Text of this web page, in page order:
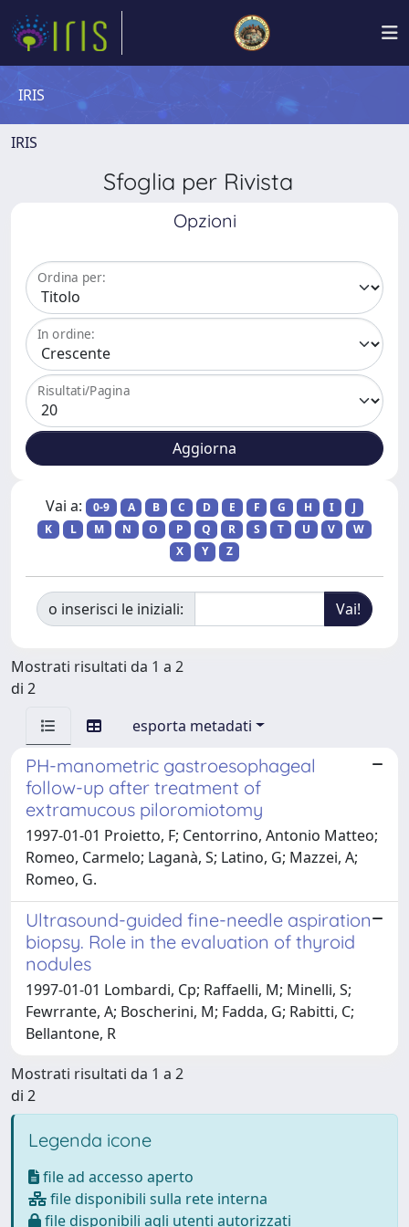
IRIS
IRIS
Sfoglia per Rivista
Opzioni
Ordina per:
In ordine:
Risultati/Pagina
Vai a: 0-9 A B C D E F G H I
J
K
L M N O P Q R S T U V
W
X
Y Z
o inserisci le iniziali:
Mostrati risultati da 1 a 2
di 2
esporta metadati
PH-manometric gastroesophageal
follow-up after treatment of
extramucous piloromiotomy
1997-01-01 Proietto, F; Centorrino, Antonio Matteo;
Romeo, Carmelo; Laganà, S; Latino, G; Mazzei, A;
Romeo, G.
Ultrasound-guided fine-needle aspiration
biopsy. Role in the evaluation of thyroid
nodules
1997-01-01 Lombardi, Cp; Raffaelli, M; Minelli, S;
Fewrrante, A; Boscherini, M; Fadda, G; Rabitti, C;
Bellantone, R
Mostrati risultati da 1 a 2
di 2
Legenda icone
file ad accesso aperto
file disponibili sulla rete interna
file disponibili agli utenti autorizzati